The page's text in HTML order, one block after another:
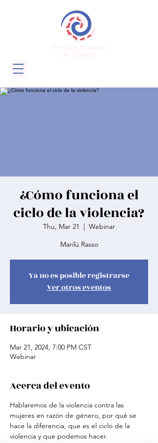
¿Cómo funciona el
ciclo de la violencia?
Thu, Mar 21
  |
Webinar
Marilú Rasso
Ya no es posible registrarse
Ver otros eventos
Horario y ubicación
Mar 21, 2024, 7:00 PM CST
Webinar
Acerca del evento
Hablaremos de la violencia contra las
mujeres en razón de género, por qué se
hace la diferencia, que es el ciclo de la
violencia y que podemos hacer.